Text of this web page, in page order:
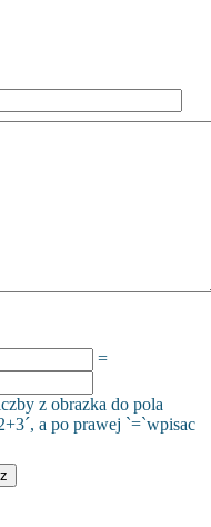
=
z obrazka do pola
a po prawej `=`wpisac